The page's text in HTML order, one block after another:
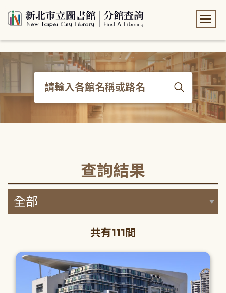
查詢結果
共有111間